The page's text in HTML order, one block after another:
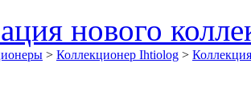
нового
> Коллекционер Ihtiolog >